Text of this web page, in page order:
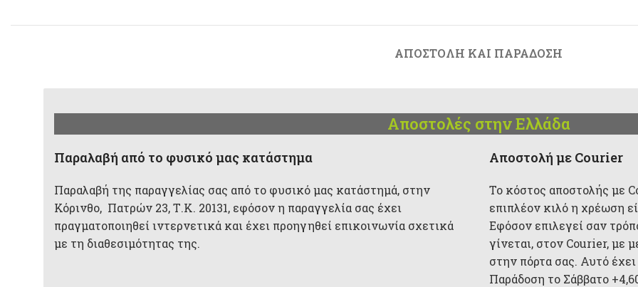
ΑΠΟΣΤΟΛΉ ΚΑΙ ΠΑΡΆΔΟΣΗ
Αποστολές στην Ελλάδα
Παραλαβή από το φυσικό μας κατάστημα
Παραλαβή της παραγγελίας σας από το φυσικό μας κατάστημά, στην
Κόρινθο, Πατρών 23, Τ.Κ. 20131, εφόσον η παραγγελία σας έχει
πραγματοποιηθεί ιντερνετικά και έχει προηγηθεί επικοινωνία σχετικά
με τη διαθεσιμότητας της.
Αποστολή με Courier
Το κόστος αποστολής με
επιπλέον κιλό η χρέωση
Εφόσον επιλεγεί σαν
γίνεται, στον Courier, με
στην πόρτα σας. Αυτό
Παράδοση το Σάββατο